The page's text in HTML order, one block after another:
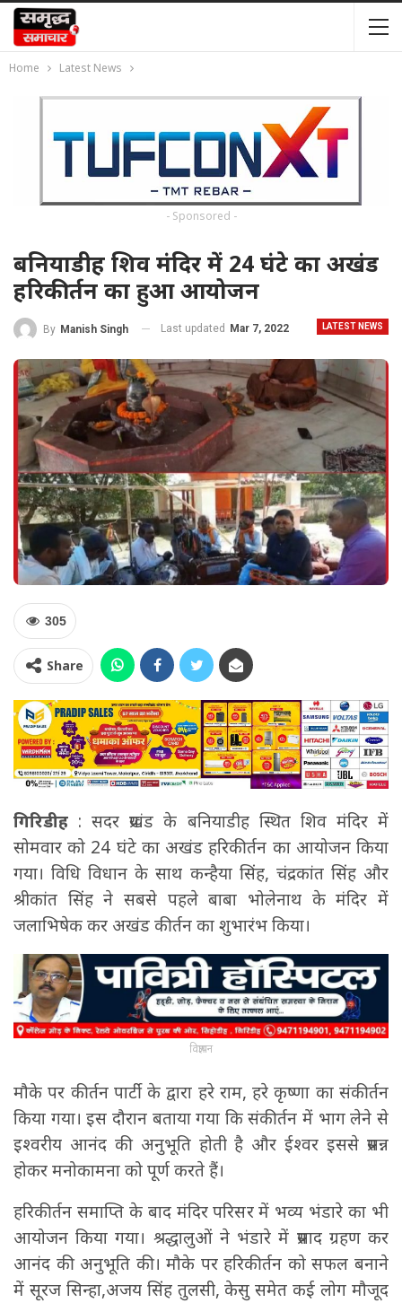
Home Latest News
- Sponsored -
बनियाडीह शिव मंदिर में 24 घंटे का अखंड
हरिकीर्तन का हुआ आयोजन
LATEST NEWS
By Manish Singh Last updated Mar 7, 2022
305
Share
गिरिडीह : सदर प्रखंड के बनियाडीह स्थित शिव मंदिर में
सोमवार को 24 घंटे का अखंड हरिकीर्तन का आयोजन किया
गया। विधि विधान के साथ कन्हैया सिंह, चंद्रकांत सिंह और
श्रीकांत सिंह ने सबसे पहले बाबा भोलेनाथ के मंदिर में
जलाभिषेक कर अखंड कीर्तन का शुभारंभ किया।
विज्ञापन
मौके पर कीर्तन पार्टी के द्वारा हरे राम, हरे कृष्णा का संकीर्तन
किया गया। इस दौरान बताया गया कि संकीर्तन में भाग लेने से
इश्वरीय आनंद की अनुभूति होती है और ईश्वर इससे प्रसन्न
होकर मनोकामना को पूर्ण करते हैं।
हरिकीर्तन समाप्ति के बाद मंदिर परिसर में भव्य भंडारे का भी
आयोजन किया गया। श्रद्धालुओं ने भंडारे में प्रसाद ग्रहण कर
आनंद की अनुभूति की। मौके पर हरिकीर्तन को सफल बनाने
में सूरज सिन्हा,अजय सिंह तुलसी, केसु समेत कई लोग मौजूद